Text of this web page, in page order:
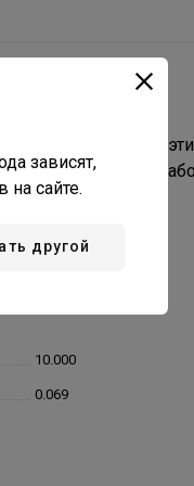
двух
водопровода с
10.000
0.069
зависят,
на сайте.
другой